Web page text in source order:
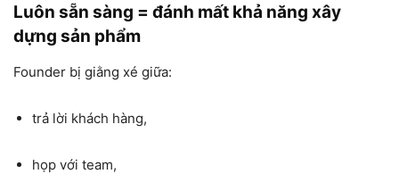
Luôn sẵn sàng = đánh mất khả năng xây
dựng sản phẩm
Founder bị giằng xé giữa:
trả lời khách hàng,
họp với team,